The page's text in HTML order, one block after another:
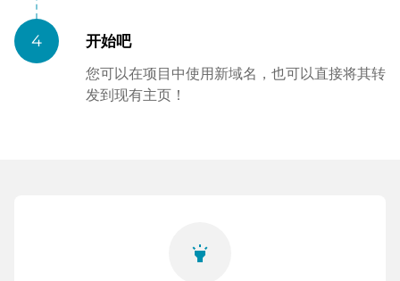
4 开始吧
您可以在项目中使用新域名，也可以直接将其转
发到现有主页！
highlight